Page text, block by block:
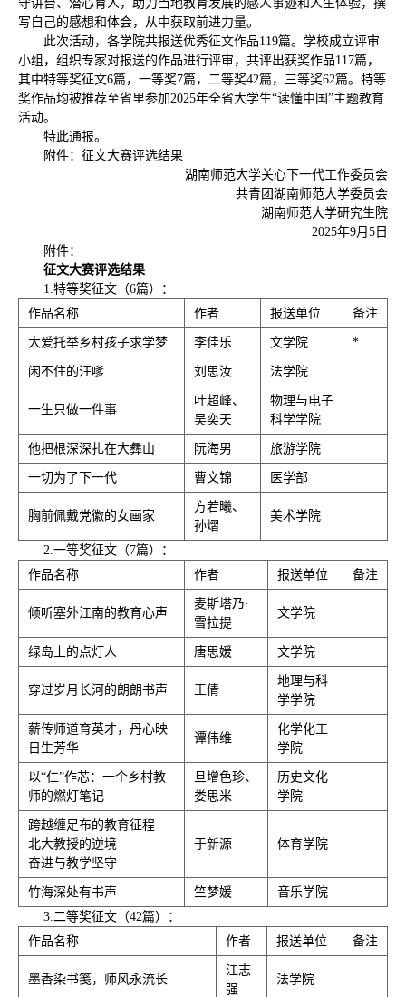
守讲台、潜心育人，助力当地教育发展的感人事迹和人生体验，撰
写自己的感想和体会，从中获取前进力量。
此次活动，各学院共报送优秀征文作品119篇。学校成立评审
小组，组织专家对报送的作品进行评审，共评出获奖作品117篇，
其中特等奖征文6篇，一等奖7篇，二等奖42篇，三等奖62篇。特等
奖作品均被推荐至省里参加2025年全省大学生“读懂中国”主题教育
活动。
特此通报。
附件：征文大赛评选结果
湖南师范大学关心下一代工作委员会
共青团湖南师范大学委员会
湖南师范大学研究生院
2025年9月5日
附件：
征文大赛评选结果
1.特等奖征文（6篇）：
作品名称
作者 报送单位 备注
大爱托举乡村孩子求学梦 李佳乐 文学院 *
闲不住的汪嗲 刘思汝 法学院
一生只做一件事
叶超峰、
吴奕天
物理与电子
科学学院
他把根深深扎在大彝山 阮海男 旅游学院
一切为了下一代 曹文锦 医学部
胸前佩戴党徽的女画家
方若曦、
孙熠
美术学院
2.一等奖征文（7篇）：
作品名称
作者 报送单位 备注
倾听塞外江南的教育心声
麦斯塔乃·
雪拉提
文学院
绿岛上的点灯人 唐思媛 文学院
穿过岁月长河的朗朗书声 王倩
地理与科
学学院
薪传师道育英才，丹心映
日生芳华
谭伟维
化学化工
学院
以“仁”作芯：一个乡村教
师的燃灯笔记
旦增色珍、
娄思米
历史文化
学院
跨越缠足布的教育征程—
北大教授的逆境
奋进与教学坚守
于新源 体育学院
竹海深处有书声 竺梦媛
音乐学院
3.二等奖征文（42篇）：
作品名称
作者 报送单位 备注
墨香染书笺，师风永流长
江志
强
法学院